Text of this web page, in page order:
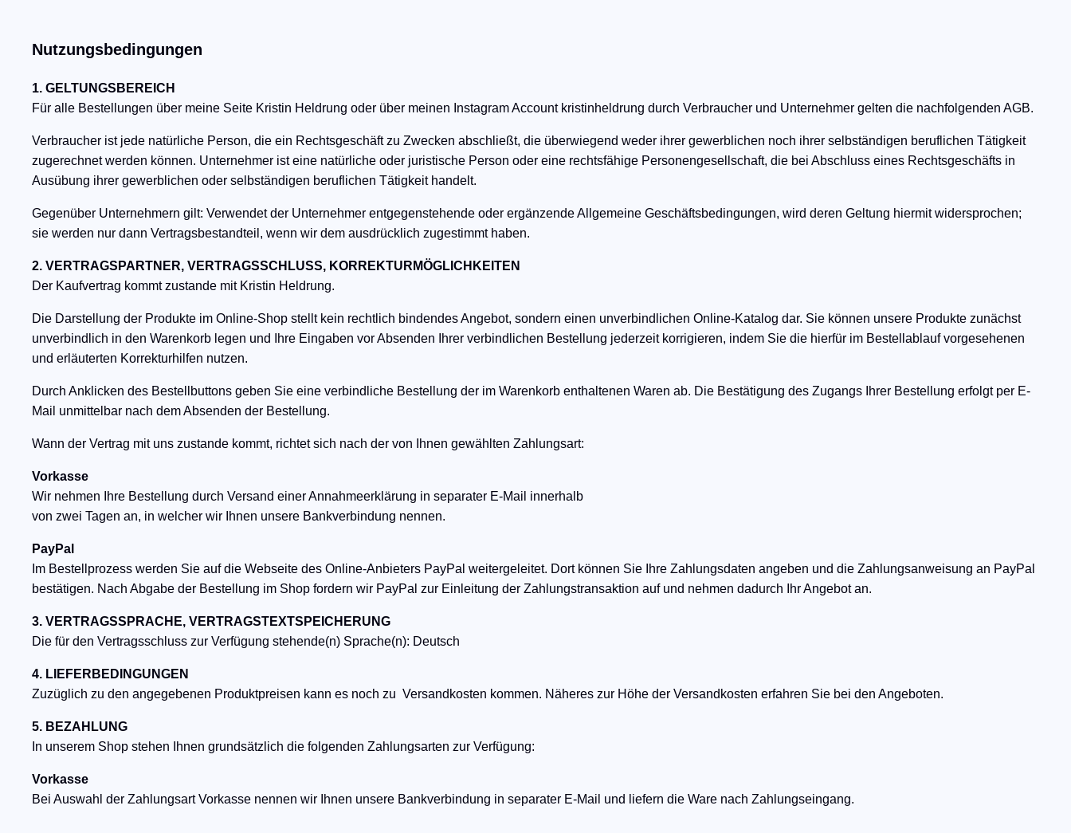
Nutzungsbedingungen
1. GELTUNGSBEREICH
Für alle Bestellungen über meine Seite Kristin Heldrung oder über meinen Instagram Account kristinheldrung durch Verbraucher und Unternehmer gelten die nachfolgenden AGB.
Verbraucher ist jede natürliche Person, die ein Rechtsgeschäft zu Zwecken abschließt, die überwiegend weder ihrer gewerblichen noch ihrer selbständigen beruflichen Tätigkeit
zugerechnet werden können. Unternehmer ist eine natürliche oder juristische Person oder eine rechtsfähige Personengesellschaft, die bei Abschluss eines Rechtsgeschäfts in
Ausübung ihrer gewerblichen oder selbständigen beruflichen Tätigkeit handelt.
​Gegenüber Unternehmern gilt: Verwendet der Unternehmer entgegenstehende oder ergänzende Allgemeine Geschäftsbedingungen, wird deren Geltung hiermit widersprochen;
sie werden nur dann Vertragsbestandteil, wenn wir dem ausdrücklich zugestimmt haben.
2. VERTRAGSPARTNER, VERTRAGSSCHLUSS, KORREKTURMÖGLICHKEITEN
Der Kaufvertrag kommt zustande mit Kristin Heldrung.
​Die Darstellung der Produkte im Online-Shop stellt kein rechtlich bindendes Angebot, sondern einen unverbindlichen Online-Katalog dar. Sie können unsere Produkte zunächst
unverbindlich in den Warenkorb legen und Ihre Eingaben vor Absenden Ihrer verbindlichen Bestellung jederzeit korrigieren, indem Sie die hierfür im Bestellablauf vorgesehenen
und erläuterten Korrekturhilfen nutzen.
Durch Anklicken des Bestellbuttons geben Sie eine verbindliche Bestellung der im Warenkorb enthaltenen Waren ab. Die Bestätigung des Zugangs Ihrer Bestellung erfolgt per E-
Mail unmittelbar nach dem Absenden der Bestellung.
Wann der Vertrag mit uns zustande kommt, richtet sich nach der von Ihnen gewählten Zahlungsart:
​Vorkasse
Wir nehmen Ihre Bestellung durch Versand einer Annahmeerklärung in separater E-Mail innerhalb
von zwei Tagen an, in welcher wir Ihnen unsere Bankverbindung nennen.
PayPal
Im Bestellprozess werden Sie auf die Webseite des Online-Anbieters PayPal weitergeleitet. Dort können Sie Ihre Zahlungsdaten angeben und die Zahlungsanweisung an PayPal
bestätigen. Nach Abgabe der Bestellung im Shop fordern wir PayPal zur Einleitung der Zahlungstransaktion auf und nehmen dadurch Ihr Angebot an.
3. VERTRAGSSPRACHE, VERTRAGSTEXTSPEICHERUNG
Die für den Vertragsschluss zur Verfügung stehende(n) Sprache(n): Deutsch
4. LIEFERBEDINGUNGEN
Zuzüglich zu den angegebenen Produktpreisen kann es noch zu Versandkosten kommen. Näheres zur Höhe der Versandkosten erfahren Sie bei den Angeboten.
5. BEZAHLUNG
In unserem Shop stehen Ihnen grundsätzlich die folgenden Zahlungsarten zur Verfügung:
Vorkasse
Bei Auswahl der Zahlungsart Vorkasse nennen wir Ihnen unsere Bankverbindung in separater E-Mail und liefern die Ware nach Zahlungseingang.